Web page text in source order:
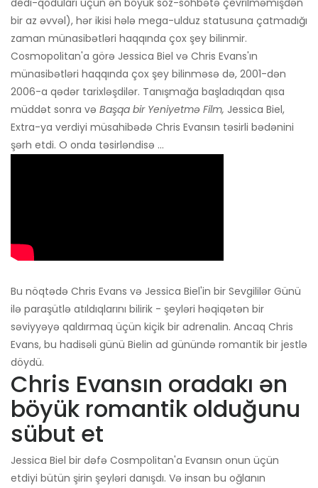
dedi-qoduları üçün ən böyük söz-söhbətə çevrilməmişdən
bir az əvvəl), hər ikisi hələ mega-ulduz statusuna çatmadığı
zaman münasibətləri haqqında çox şey bilinmir.
Cosmopolitan'a görə Jessica Biel və Chris Evans'ın
münasibətləri haqqında çox şey bilinməsə də, 2001-dən
2006-a qədər tarixləşdilər. Tanışmağa başladıqdan qısa
müddət sonra və Başqa bir Yeniyetmə Film, Jessica Biel,
Extra-ya verdiyi müsahibədə Chris Evansın təsirli bədənini
şərh etdi. O onda təsirləndisə ...
Bu nöqtədə Chris Evans və Jessica Biel'in bir Sevgililər Günü
ilə paraşütlə atıldıqlarını bilirik - şeyləri həqiqətən bir
səviyyəyə qaldırmaq üçün kiçik bir adrenalin. Ancaq Chris
Evans, bu hadisəli günü Bielin ad günündə romantik bir jestlə
döydü.
Chris Evansın oradakı ən
böyük romantik olduğunu
sübut et
Jessica Biel bir dəfə Cosmpolitan'a Evansın onun üçün
etdiyi bütün şirin şeyləri danışdı. Və insan bu oğlanın